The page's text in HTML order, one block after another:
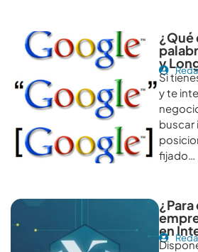
¿Qué
y
Si
y te
buscar
fijado…
en